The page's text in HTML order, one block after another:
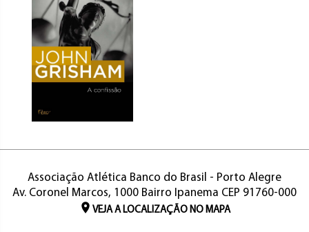
Associação Atlética Banco do Brasil - Porto Alegre
Av. Coronel Marcos, 1000 Bairro Ipanema CEP 91760-000
VEJA A LOCALIZAÇÃO NO MAPA